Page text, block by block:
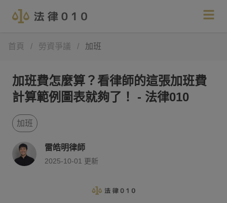
首頁 / 勞資爭議 / 加班
加班費怎麼算？看律師的這張加班費
計算範例圖表就夠了！ - 法律010
加班
雷皓明律師
2025-10-01 更新